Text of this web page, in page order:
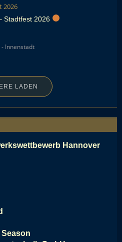
2026
Stadtfest 2026
Innenstadt
LADEN
Hannover
Season